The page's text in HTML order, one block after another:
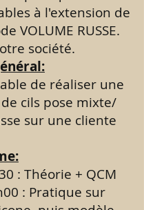
à l'extension de
VOLUME RUSSE.
société.
de réaliser une
cils pose mixte/
sur une cliente
: Théorie + QCM
: Pratique sur